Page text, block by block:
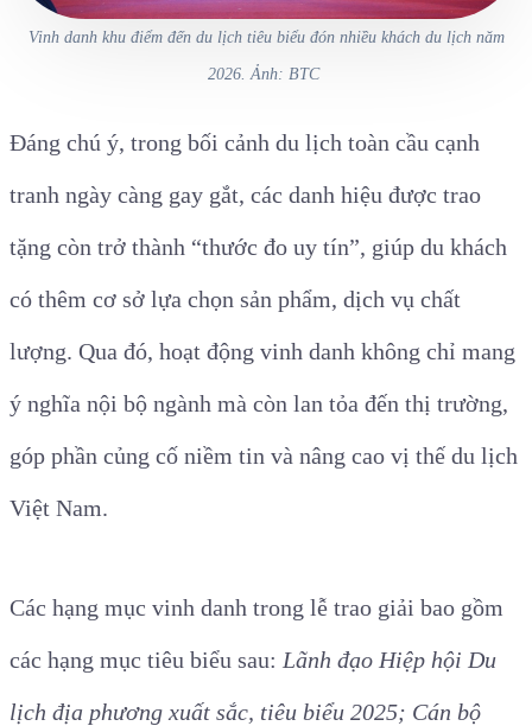
Vinh danh khu điểm đến du lịch tiêu biểu đón nhiều khách du lịch năm
2026. Ảnh: BTC
Đáng chú ý, trong bối cảnh du lịch toàn cầu cạnh
tranh ngày càng gay gắt, các danh hiệu được trao
tặng còn trở thành “thước đo uy tín”, giúp du khách
có thêm cơ sở lựa chọn sản phẩm, dịch vụ chất
lượng. Qua đó, hoạt động vinh danh không chỉ mang
ý nghĩa nội bộ ngành mà còn lan tỏa đến thị trường,
góp phần củng cố niềm tin và nâng cao vị thế du lịch
Việt Nam.
Các hạng mục vinh danh trong lễ trao giải bao gồm
các hạng mục tiêu biểu sau: Lãnh đạo Hiệp hội Du
lịch địa phương xuất sắc, tiêu biểu 2025; Cán bộ